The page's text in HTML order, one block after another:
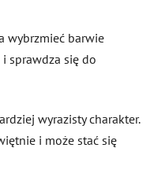
wybrzmieć barwie
sprawdza się do
wyrazisty charakter.
i może stać się